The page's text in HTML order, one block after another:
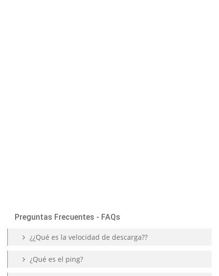
Preguntas Frecuentes - FAQs
¿¿Qué es la velocidad de descarga??
¿Qué es el ping?